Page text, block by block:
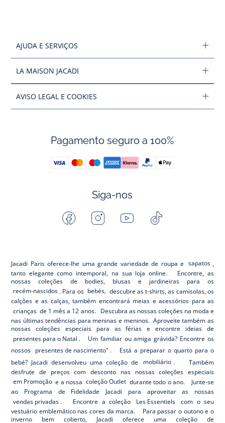
AJUDA E SERVIÇOS
LA MAISON JACADI
AVISO LEGAL E COOKIES
Pagamento seguro a 100%
Siga-nos
FacebookInstagram
-
Youtube
Jacadi Paris oferece-lhe uma grande variedade de roupa e sapatos
tanto elegante como intemporal, na sua loja online. Encontre, as
nossas coleções de bodies, blusas e jardineiras para os
recém-nascidos . Para os bebés, descubre as t-shirts, as camisolas, os
calções e as calças, também encontrará meias e acessórios para as
crianças de 1 mês a 12 anos. Descubra as nossas coleções na moda e
nas últimas tendências para meninas e meninos. Aproveite também as
nossas coleções especiais para as férias e encontre ideias de
presentes para o Natal . Um familiar ou amiga grávida? Encontre os
nossos presentes de nascimento" . Está a preparar o quarto para o
bebé? Jacadi desenvolveu uma coleção de
mobiliário . Também
desfrute de preços com desconto nas nossas coleções especiais
em Promoção e a nossa coleção Outlet durante todo o ano. Junte-se
ao Programa de Fidelidade Jacadi para aproveitar as nossas
vendas privadas . Encontre a coleção Les Essentiels
com o seu
vestuário emblemático nas cores da marca. Para passar o outono e o
inverno bem coberto, Jacadi oferece uma coleção de